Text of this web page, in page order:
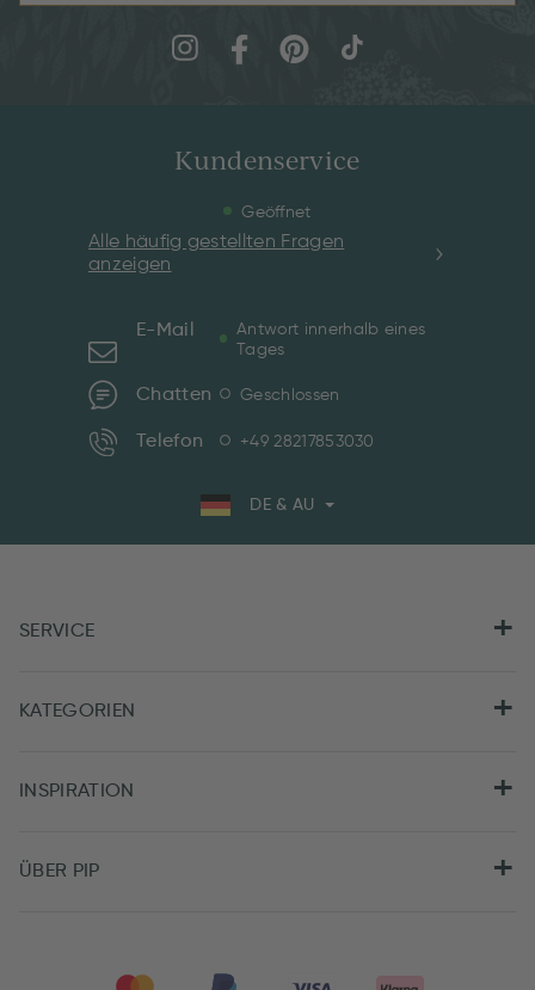
Kundenservice
Geöffnet
Alle häufig gestellten Fragen
anzeigen
E-Mail
Antwort innerhalb eines
Tages
Chatten Geschlossen
Telefon +49 28217853030
DE & AU
SERVICE
KATEGORIEN
INSPIRATION
ÜBER PIP